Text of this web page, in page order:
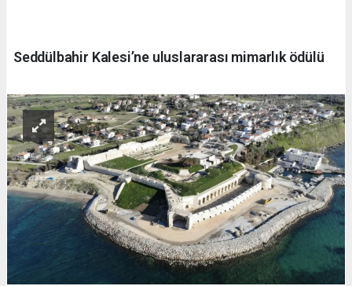
Seddülbahir Kalesi’ne uluslararası mimarlık ödülü